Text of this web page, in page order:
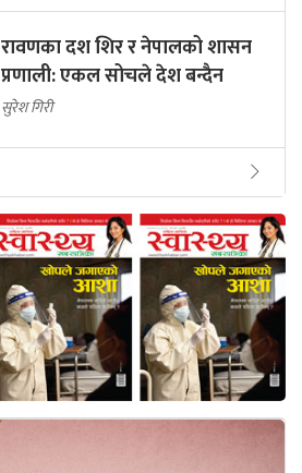
रावणका दश शिर र नेपालको शासन
प्रणाली: एकल सोचले देश बन्दैन
सुरेश गिरी